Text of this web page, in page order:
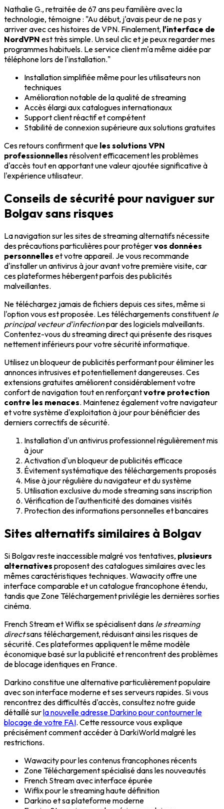
Nathalie G., retraitée de 67 ans peu familière avec la
technologie, témoigne : "Au début, j'avais peur de ne pas y
arriver avec ces histoires de VPN. Finalement, l'interface de
NordVPN est très simple. Un seul clic et je peux regarder mes
programmes habituels. Le service client m'a même aidée par
téléphone lors de l'installation."
Installation simplifiée même pour les utilisateurs non
techniques
Amélioration notable de la qualité de streaming
Accès élargi aux catalogues internationaux
Support client réactif et compétent
Stabilité de connexion supérieure aux solutions gratuites
Ces retours confirment que les solutions VPN
professionnelles résolvent efficacement les problèmes
d'accès tout en apportant une valeur ajoutée significative à
l'expérience utilisateur.
Conseils de sécurité pour naviguer sur
Bolgav sans risques
La navigation sur les sites de streaming alternatifs nécessite
des précautions particulières pour protégervos données
personnelles et votre appareil. Je vous recommande
d'installer un antivirus à jour avant votre première visite, car
ces plateformes hébergent parfois des publicités
malveillantes.
Ne téléchargez jamais de fichiers depuis ces sites, même si
l'option vous est proposée. Les téléchargements constituent le
principal vecteur d'infectionpar des logiciels malveillants.
Contentez-vous du streaming direct qui présente des risques
nettement inférieurs pour votre sécurité informatique.
Utilisez un bloqueur de publicités performant pour éliminer les
annonces intrusives et potentiellement dangereuses. Ces
extensions gratuites améliorent considérablement votre
confort de navigation tout en renforçantvotre protection
contre les menaces. Maintenez également votre navigateur
et votre système d'exploitation à jour pour bénéficier des
derniers correctifs de sécurité.
Installation d'un antivirus professionnel régulièrement mis
à jour
Activation d'un bloqueur de publicités efficace
Évitement systématique des téléchargements proposés
Mise à jour régulière du navigateur et du système
Utilisation exclusive du mode streaming sans inscription
Vérification de l'authenticité des domaines visités
Protection des informations personnelles et bancaires
Sites alternatifs similaires à Bolgav
Si Bolgav reste inaccessible malgré vos tentatives, plusieurs
alternatives proposent des catalogues similaires avec les
mêmes caractéristiques techniques. Wawacity offre une
interface comparable et un catalogue francophone étendu,
tandis que Zone Téléchargement privilégie les dernières sorties
cinéma.
French Stream et Wiflix se spécialisent dans le streaming
directsans téléchargement, réduisant ainsi les risques de
sécurité. Ces plateformes appliquent le même modèle
économique basé sur la publicité et rencontrent des problèmes
de blocage identiques en France.
Darkino constitue une alternative particulièrement populaire
avec son interface moderne et ses serveurs rapides. Si vous
rencontrez des difficultés d'accès, consultez notre guide
détaillé surla nouvelle adresse Darkino pour contourner le
blocage de votre FAI. Cette ressource vous explique
précisément comment accéder à DarkiWorld malgré les
restrictions.
Wawacity pour les contenus francophones récents
Zone Téléchargement spécialisé dans les nouveautés
French Stream avec interface épurée
Wiflix pour le streaming haute définition
Darkino et sa plateforme moderne